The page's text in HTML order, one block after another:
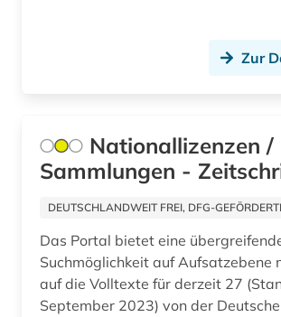
archival documents (1)
archivalien (2)
archive (1)
archivkunde (2)
Ostmitteleuropa (6)
Palaestina (4)
Portugal (2)
Zur
Nationallizenzen /
Sammlungen -
DEUTSCHLANDWEIT FREI, DFG-
Das Portal bietet eine
Suchmöglichkeit auf Aufsatzebene
auf die Volltexte für derzeit 27
September 2023) von der